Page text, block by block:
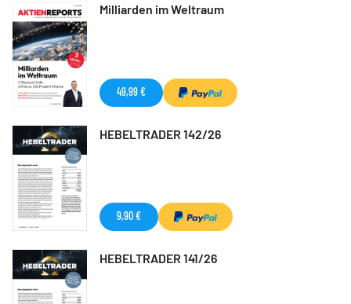
Milliarden im Weltraum
49,99 €
HEBELTRADER 142/26
9,90 €
HEBELTRADER 141/26